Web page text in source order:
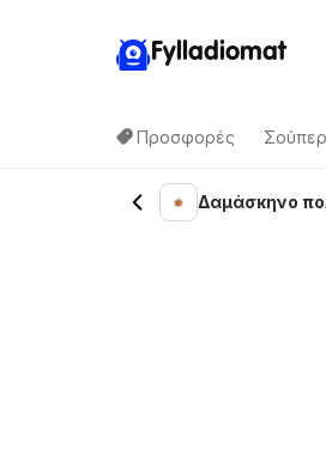
Fylladiomat
Προσφορές
Δαμάσκηνο